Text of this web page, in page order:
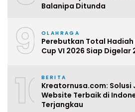
Balanipa Ditunda
9 OLAHRAGA
Perebutkan Total Hadiah
Cup VI 2026 Siap
10BERITA
Kreatornusa.com: Solusi
Website Terbaik di
Terjangkau